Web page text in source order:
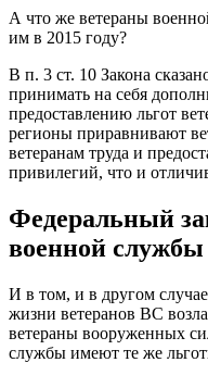
А что же ветераны
им в 2015 году?
В п. 3 ст. 10 Закона
принимать на себя
предоставлению льгот
регионы приравнивают
ветеранам труда и
привилегий, что и
Федеральный
военной службы
И в том, и в другом
жизни ветеранов ВС
ветераны вооруженных
службы имеют те же